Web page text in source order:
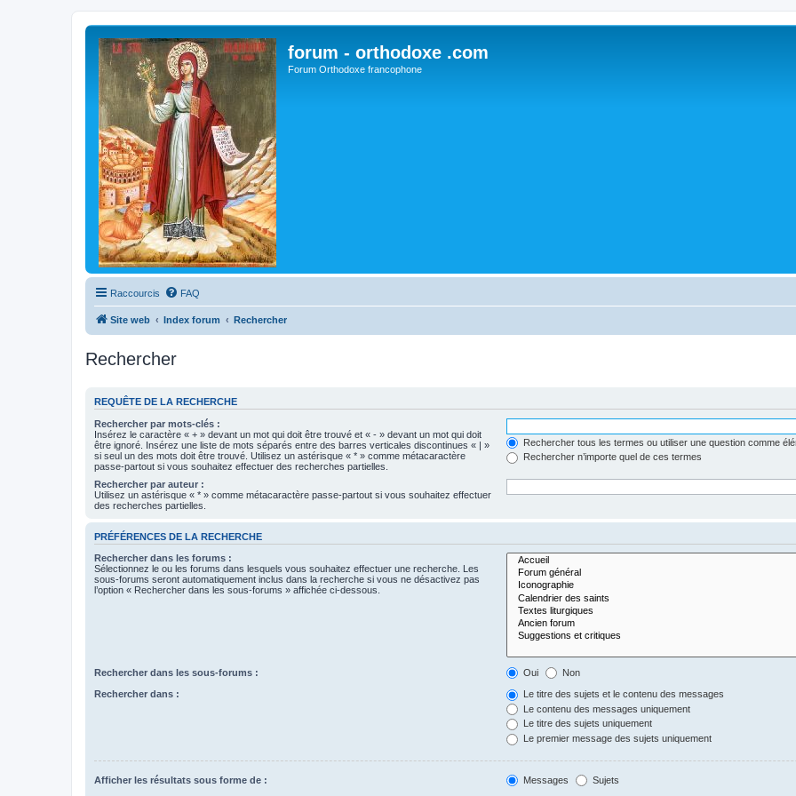
forum - orthodoxe .com
Forum Orthodoxe francophone
Raccourcis FAQ
Site web Index forum Rechercher
Rechercher
REQUÊTE DE LA RECHERCHE
Rechercher par mots-clés :
Insérez le caractère « + » devant un mot qui doit être trouvé et « - » devant un mot qui doit
être ignoré. Insérez une liste de mots séparés entre des barres verticales discontinues « | »
si seul un des mots doit être trouvé. Utilisez un astérisque « * » comme métacaractère
passe-partout si vous souhaitez effectuer des recherches partielles.
Rechercher tous les termes ou utiliser une question comme
Rechercher n’importe quel de ces termes
Rechercher par auteur :
Utilisez un astérisque « * » comme métacaractère passe-partout si vous souhaitez effectuer
des recherches partielles.
PRÉFÉRENCES DE LA RECHERCHE
Rechercher dans les forums :
Sélectionnez le ou les forums dans lesquels vous souhaitez effectuer une recherche. Les
sous-forums seront automatiquement inclus dans la recherche si vous ne désactivez pas
l’option « Rechercher dans les sous-forums » affichée ci-dessous.
Rechercher dans les sous-forums : Oui Non
Rechercher dans :
Le titre des sujets et le contenu des messages
Le contenu des messages uniquement
Le titre des sujets uniquement
Le premier message des sujets uniquement
Afficher les résultats sous forme de : Messages Sujets